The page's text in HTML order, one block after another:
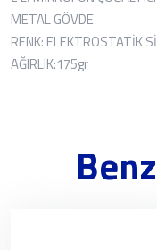
METAL GÖVDE
RENK: ELEKTROSTATİK
AĞIRLIK:175gr